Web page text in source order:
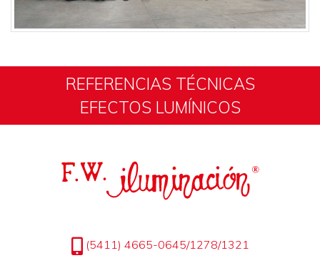
REFERENCIAS TÉCNICAS
EFECTOS LUMÍNICOS
(5411) 4665-0645/1278/1321